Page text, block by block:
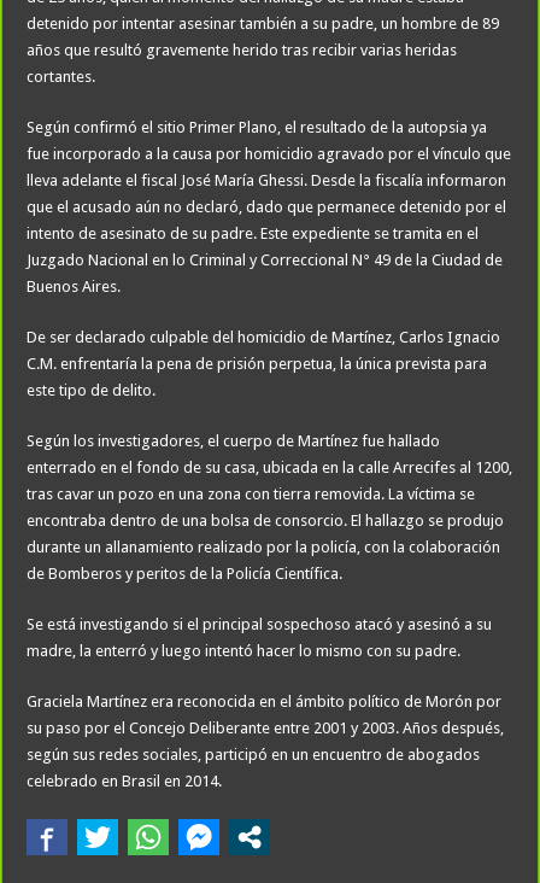
detenido por intentar asesinar también a su padre, un hombre de 89
años que resultó gravemente herido tras recibir varias heridas
cortantes.
Según confirmó el sitio Primer Plano, el resultado de la autopsia ya
fue incorporado a la causa por homicidio agravado por el vínculo que
lleva adelante el fiscal José María Ghessi. Desde la fiscalía informaron
que el acusado aún no declaró, dado que permanece detenido por el
intento de asesinato de su padre. Este expediente se tramita en el
Juzgado Nacional en lo Criminal y Correccional N° 49 de la Ciudad de
Buenos Aires.
De ser declarado culpable del homicidio de Martínez, Carlos Ignacio
C.M. enfrentaría la pena de prisión perpetua, la única prevista para
este tipo de delito.
Según los investigadores, el cuerpo de Martínez fue hallado
enterrado en el fondo de su casa, ubicada en la calle Arrecifes al 1200,
tras cavar un pozo en una zona con tierra removida. La víctima se
encontraba dentro de una bolsa de consorcio. El hallazgo se produjo
durante un allanamiento realizado por la policía, con la colaboración
de Bomberos y peritos de la Policía Científica.
Se está investigando si el principal sospechoso atacó y asesinó a su
madre, la enterró y luego intentó hacer lo mismo con su padre.
Graciela Martínez era reconocida en el ámbito político de Morón por
su paso por el Concejo Deliberante entre 2001 y 2003. Años después,
según sus redes sociales, participó en un encuentro de abogados
celebrado en Brasil en 2014.